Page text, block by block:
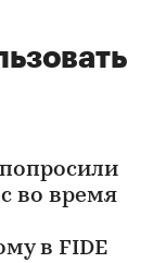
во время
в FIDE